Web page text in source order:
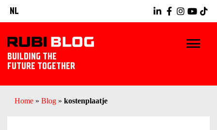
NL
BUILDING THE
FUTURE TOGETHER
HOME
Home » Blog » kostenplaatje